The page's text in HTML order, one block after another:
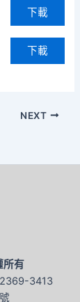
下載
下載
NEXT
所有
3413